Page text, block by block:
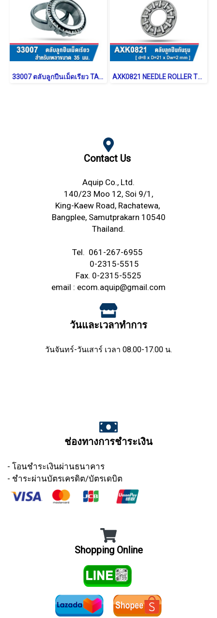
33007 ตลับลูกปืนเม็ดเรียว TAPERED ROLLER BEARING AXK0821 NEEDLE ROLLER THRUST WASHER BEARING
Contact Us
Aquip Co., Ltd.
140/23 Moo 12, Soi 9/1,
King-Kaew Road, Rachatewa,
Bangplee, Samutprakarn 10540
Thailand.
Tel. 061-267-6955
0-2315-5515
Fax. 0-2315-5525
email : ecom.aquip@gmail.com
วันและเวลาทำการ
วันจันทร์-วันเสาร์ เวลา 08.00-17.00 น.
ช่องทางการชำระเงิน
- โอนชำระเงินผ่านธนาคาร
- ชำระผ่านบัตรเครดิต/บัตรเดบิต
Shopping Online